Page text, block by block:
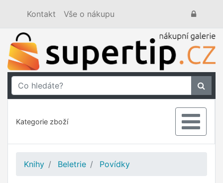
Kontakt Vše o nákupu
Kategorie zboží
Knihy Beletrie Povídky